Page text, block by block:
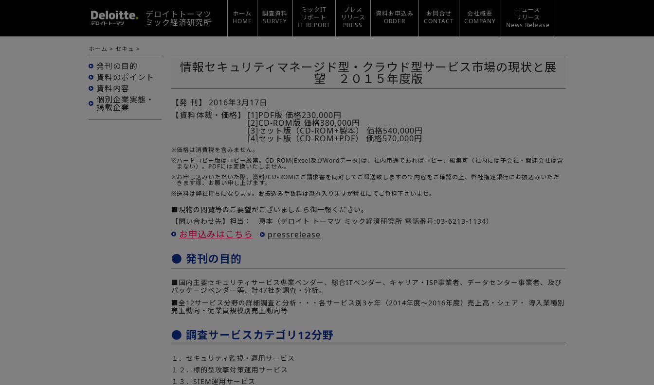
デロイトトーマツ
ミック経済研究所
ホーム
HOME
調査資料
SURVEY
ミックIT
リポート
IT REPORT
プレス
リリース
PRESS
資料お申込み
ORDER
お問合せ
CONTACT
会社概要
COMPANY
ニュース
リリース
News Release
ホーム > セキュ >
発刊の目的
資料のポイント
資料内容
個別企業実態・
掲載企業
情報セキュリティマネージド型・クラウド型サービス市場の現状と展
望 ２０１５年度版
【発 刊】
2016年3月17日
【資料体裁・価格】
[1]PDF版 価格230,000円
[2]CD-ROM版 価格380,000円
[3]セット版（CD-ROM+製本） 価格540,000円
[4]セット版（CD-ROM+PDF） 価格570,000円
※価格は消費税を含みません。
※ハードコピー版はコピー厳禁。CD-ROM(Excel及びWordデータ)は、社内用途であればコピー、編集可（社内には子会社・関連会社は含
まない）。PDFには変換いたしません。
※お申し込みいただいた際、資料/CD-ROMにご請求書を同封してご郵送致しますので内容をご確認の上、弊社指定銀行にお振込みいただ
きます様、お願い申し上げます。
※送料は弊社持ちになります。お振込み手数料は恐れ入りますが貴社にてご負担下さいませ。
■現物の閲覧等のご要望がございましたら御一報ください。
【問い合わせ先】担当： 恵本（デロイト トーマツ ミック経済研究所 電話番号:03-6213-1134）
お申込みはこちら pressrelease
● 発刊の目的
■国内主要セキュリティサービス専業ベンダー、総合ITベンダー、キャリア・ISP事業者、データセンター事業者、及び
パッケージベンダー等、計47社を調査・分析。
■全12サービス分野の詳細調査と分析・・・各サービス別3ヶ年（2014年度～2016年度）売上高・シェア・ 導入業種別
売上動向・従業員規模別売上動向等
● 調査サービスカテゴリ12分野
１．セキュリティ監視・運用サービス
１２．標的型攻撃対策運用サービス
１３．SIEM運用サービス